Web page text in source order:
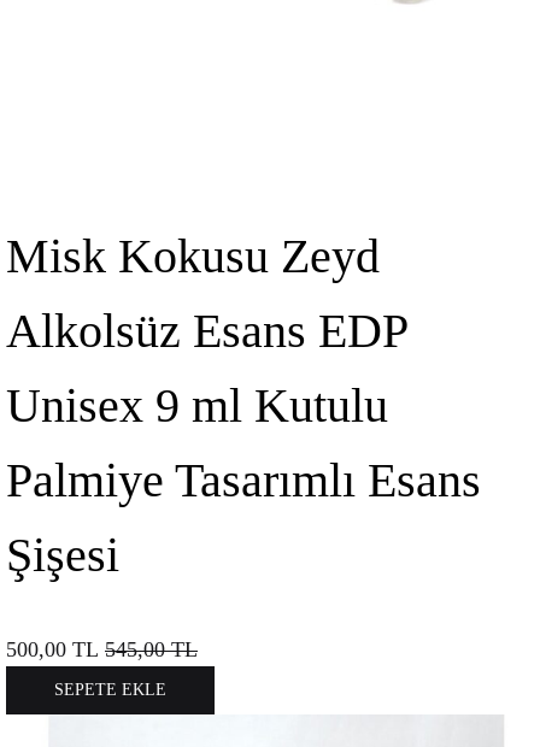
Misk Kokusu Zeyd
Alkolsüz Esans EDP
Unisex 9 ml Kutulu
Palmiye Tasarımlı Esans
Şişesi
500,00 TL 545,00TL
SEPETE EKLE